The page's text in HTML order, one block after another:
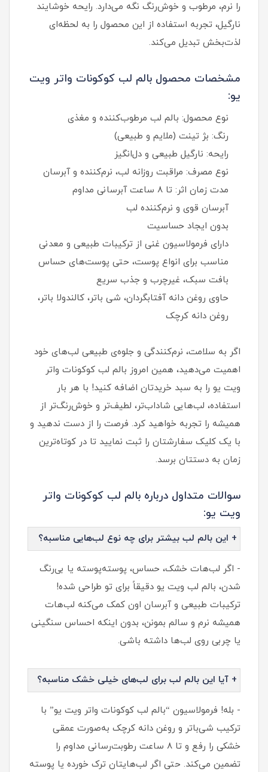
را نرم، مرطوب و خوش‌رنگ نگه می‌دارد. رایحه خوشایند
نارگیل، تجربه استفاده از این محصول را به لحظه‌ای
لذت‌بخش تبدیل می‌کند.
مشخصات محصول بالم لب کوکونات واتر ویت
یو:
نوع محصول: بالم لب مرطوب‌کننده و مغذی
رنگ: بژ تینت (ملایم و طبیعی)
رایحه: نارگیل طبیعی و دل‌انگیز
نوع مصرف: مراقبت روزانه لب، نرم‌کننده و آبرسان
مدت زمان اثر: تا ۸ ساعت آبرسانی مداوم
آبرسان قوی و نرم‌کننده لب
بدون ایجاد حساسیت
دارای فرمولاسیون غنی از ترکیبات طبیعی و معدنی
مناسب برای انواع پوست، حتی پوست‌های حساس
بافت سبک، غیرچرب و جذب سریع
حاوی روغن دانه آفتابگردان، شی باتر، کالندولا باتر،
روغن دانه کرچک
اگر به سلامت، نرم‌کنندگی و جلوه‌ی طبیعی لب‌های خود
اهمیت می‌دهید، همین امروز بالم لب کوکونات واتر
ویت یو را به سبد خریدتان اضافه کنید! با هر بار
استفاده، لب‌هایی شاداب‌تر، لطیف‌تر و خوش‌رنگ‌تر از
همیشه را تجربه خواهید کرد. فرصت را از دست ندهید و
با یک کلیک سفارشتان را ثبت نمایید تا در کوتاه‌ترین
زمان به دستتان برسد.
سوالات متداول درباره بالم لب کوکونات واتر
ویت یو:
+ این بالم لب بیشتر برای چه نوع لب‌هایی مناسبه؟
- اگر لب‌هات خشک، حساس، پوسته‌پوسته یا بی‌رنگ
شدن، بالم لب ویت یو دقیقاً برای تو طراحی شده!
ترکیبات طبیعی و آبرسان اون کمک می‌کنه لب‌هات
همیشه نرم و سالم بمونن، بدون اینکه احساس سنگینی
یا چربی روی لب‌ها داشته باشی.
+ آیا این بالم لب برای لب‌های خیلی خشک مناسبه؟
- بله! فرمولاسیون “بالم لب کوکونات واتر ویت یو” با
ترکیب شی‌باتر و روغن دانه کرچک به‌صورت عمقی
خشکی را رفع و تا ۸ ساعت رطوبت‌رسانی مداوم را
تضمین می‌کند. حتی اگر لب‌هایتان ترک‌ خورده یا پوسته‌